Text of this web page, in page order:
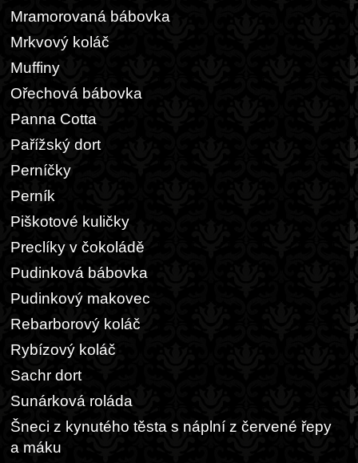
Mramorovaná bábovka
Mrkvový koláč
Muffiny
Ořechová bábovka
Panna Cotta
Pařížský dort
Perníčky
Perník
Piškotové kuličky
Preclíky v čokoládě
Pudinková bábovka
Pudinkový makovec
Rebarborový koláč
Rybízový koláč
Sachr dort
Sunárková roláda
Šneci z kynutého těsta s náplní z červené řepy
a máku